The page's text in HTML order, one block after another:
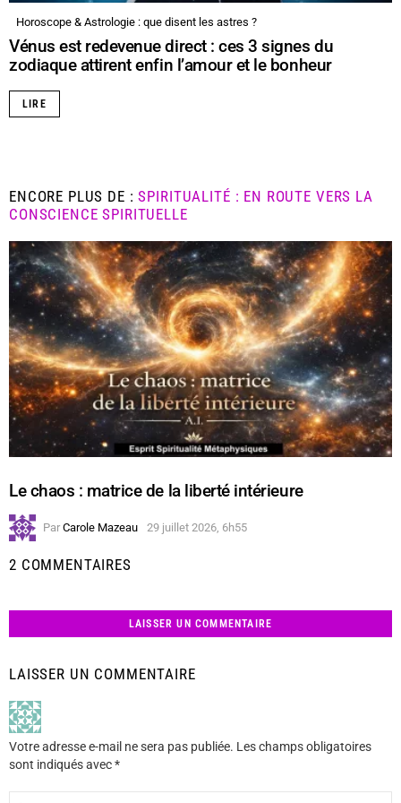
Horoscope & Astrologie : que disent les astres ?
Vénus est redevenue direct : ces 3 signes du
zodiaque attirent enfin l’amour et le bonheur
LIRE
ENCORE PLUS DE :SPIRITUALITÉ : EN ROUTE VERS LA
CONSCIENCE SPIRITUELLE
Le chaos : matrice de la liberté intérieure
Par Carole Mazeau 29 juillet 2026, 6h55
2 COMMENTAIRES
LAISSER UN COMMENTAIRE
LAISSER UN COMMENTAIRE
Votre adresse e-mail ne sera pas publiée. Les champs obligatoires
sont indiqués avec*